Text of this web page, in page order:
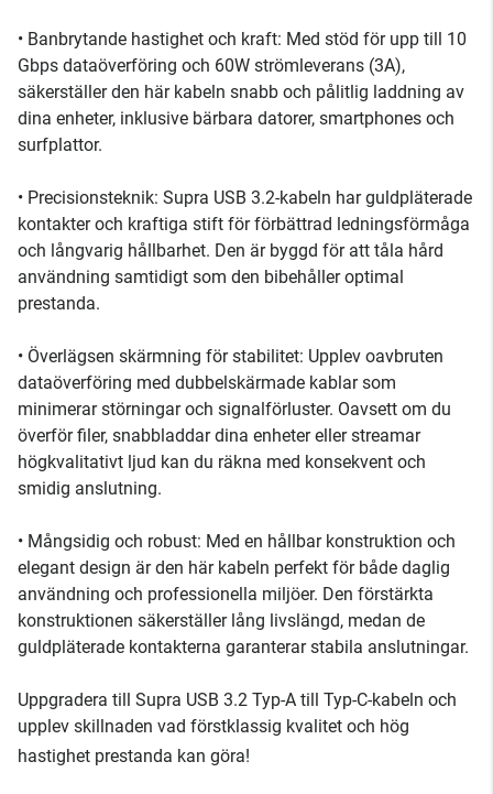
• Banbrytande hastighet och kraft: Med stöd för upp till 10
Gbps dataöverföring och 60W strömleverans (3A),
säkerställer den här kabeln snabb och pålitlig laddning av
dina enheter, inklusive bärbara datorer, smartphones och
surfplattor.
• Precisionsteknik: Supra USB 3.2-kabeln har guldpläterade
kontakter och kraftiga stift för förbättrad ledningsförmåga
och långvarig hållbarhet. Den är byggd för att tåla hård
användning samtidigt som den bibehåller optimal
prestanda.
• Överlägsen skärmning för stabilitet: Upplev oavbruten
dataöverföring med dubbelskärmade kablar som
minimerar störningar och signalförluster. Oavsett om du
överför filer, snabbladdar dina enheter eller streamar
högkvalitativt ljud kan du räkna med konsekvent och
smidig anslutning.
• Mångsidig och robust: Med en hållbar konstruktion och
elegant design är den här kabeln perfekt för både daglig
användning och professionella miljöer. Den förstärkta
konstruktionen säkerställer lång livslängd, medan de
guldpläterade kontakterna garanterar stabila anslutningar.
Uppgradera till Supra USB 3.2 Typ-A till Typ-C-kabeln och
upplev skillnaden vad förstklassig kvalitet och hög
hastighet prestanda kan göra!